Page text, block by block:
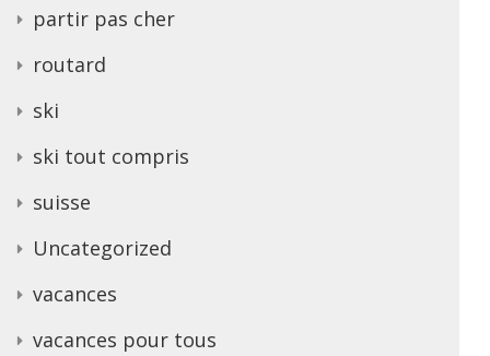
partir pas cher
routard
ski
ski tout compris
suisse
Uncategorized
vacances
vacances pour tous